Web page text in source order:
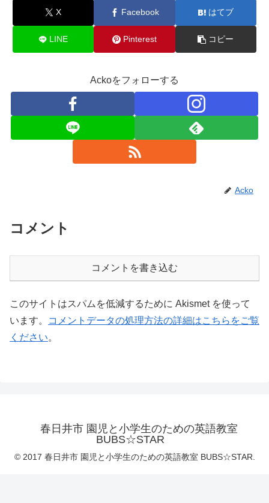
X Facebook はてブ
LINE Pinterest コピー
Ackoをフォローする
Acko
コメント
コメントを書き込む
このサイトはスパムを低減するために Akismet を使って
います。
コメントデータの処理方法の詳細はこちらをご覧
ください。
春日井市 園児と小学生のための英語教室
BUBS☆STAR
© 2017 春日井市 園児と小学生のための英語教室 BUBS☆STAR.